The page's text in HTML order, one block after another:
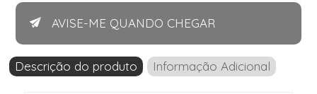
AVISE-ME QUANDO CHEGAR
Descrição do produto Informação Adicional